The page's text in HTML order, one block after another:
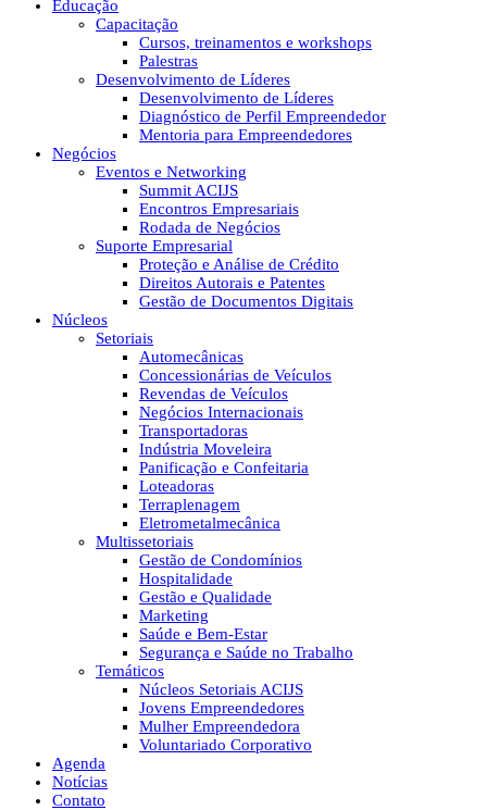
Educação
Capacitação
Cursos, treinamentos e workshops
Palestras
Desenvolvimento de Líderes
Desenvolvimento de Líderes
Diagnóstico de Perfil Empreendedor
Mentoria para Empreendedores
Negócios
Eventos e Networking
Summit ACIJS
Encontros Empresariais
Rodada de Negócios
Suporte Empresarial
Proteção e Análise de Crédito
Direitos Autorais e Patentes
Gestão de Documentos Digitais
Núcleos
Setoriais
Automecânicas
Concessionárias de Veículos
Revendas de Veículos
Negócios Internacionais
Transportadoras
Indústria Moveleira
Panificação e Confeitaria
Loteadoras
Terraplenagem
Eletrometalmecânica
Multissetoriais
Gestão de Condomínios
Hospitalidade
Gestão e Qualidade
Marketing
Saúde e Bem-Estar
Segurança e Saúde no Trabalho
Temáticos
Núcleos Setoriais ACIJS
Jovens Empreendedores
Mulher Empreendedora
Voluntariado Corporativo
Agenda
Notícias
Contato